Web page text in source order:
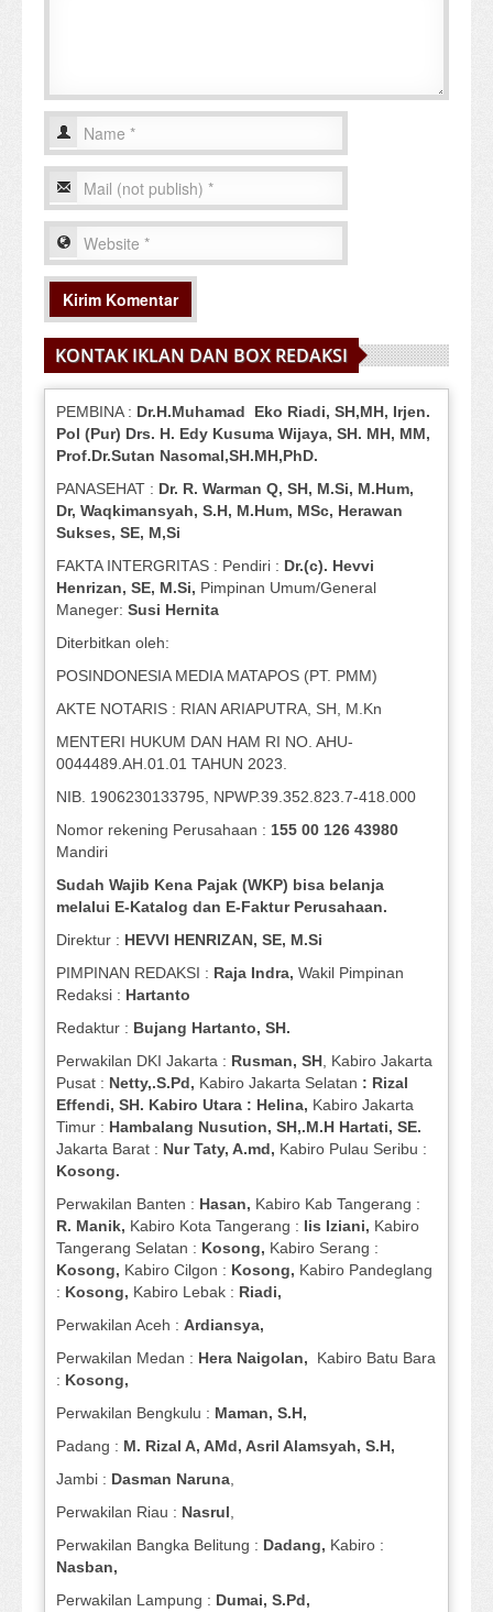
KONTAK IKLAN DAN BOX REDAKSI
PEMBINA : Dr.H.Muhamad Eko Riadi, SH,MH, Irjen.
Pol (Pur) Drs. H. Edy Kusuma Wijaya, SH. MH, MM,
Prof.Dr.Sutan Nasomal,SH.MH,PhD.
PANASEHAT : Dr. R. Warman Q, SH, M.Si, M.Hum,
Dr, Waqkimansyah, S.H, M.Hum, MSc, Herawan
Sukses, SE, M,Si
FAKTA INTERGRITAS : Pendiri : Dr.(c). Hevvi
Henrizan, SE, M.Si, Pimpinan Umum/General
Maneger: Susi Hernita
Diterbitkan oleh:
POSINDONESIA MEDIA MATAPOS (PT. PMM)
AKTE NOTARIS : RIAN ARIAPUTRA, SH, M.Kn
MENTERI HUKUM DAN HAM RI NO. AHU-
0044489.AH.01.01 TAHUN 2023.
NIB. 1906230133795, NPWP.39.352.823.7-418.000
Nomor rekening Perusahaan : 155 00 126 43980
Mandiri
Sudah Wajib Kena Pajak (WKP) bisa belanja
melalui E-Katalog dan E-Faktur Perusahaan.
Direktur : HEVVI HENRIZAN, SE, M.Si
PIMPINAN REDAKSI : Raja Indra, Wakil Pimpinan
Redaksi : Hartanto
Redaktur : Bujang Hartanto, SH.
Perwakilan DKI Jakarta : Rusman, SH, Kabiro Jakarta
Pusat : Netty,.S.Pd, Kabiro Jakarta Selatan : Rizal
Effendi, SH. Kabiro Utara : Helina, Kabiro Jakarta
Timur : Hambalang Nusution, SH,.M.H Hartati, SE.
Jakarta Barat : Nur Taty, A.md, Kabiro Pulau Seribu :
Kosong.
Perwakilan Banten : Hasan, Kabiro Kab Tangerang :
R. Manik, Kabiro Kota Tangerang : Iis Iziani, Kabiro
Tangerang Selatan : Kosong, Kabiro Serang :
Kosong, Kabiro Cilgon : Kosong, Kabiro Pandeglang
: Kosong, Kabiro Lebak : Riadi,
Perwakilan Aceh : Ardiansya,
Perwakilan Medan : Hera Naigolan, Kabiro Batu Bara
: Kosong,
Perwakilan Bengkulu : Maman, S.H,
Padang : M. Rizal A, AMd, Asril Alamsyah, S.H,
Jambi : Dasman Naruna,
Perwakilan Riau : Nasrul,
Perwakilan Bangka Belitung : Dadang, Kabiro :
Nasban,
Perwakilan Lampung : Dumai, S.Pd,